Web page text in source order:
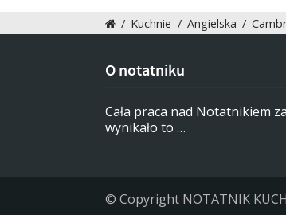
/ Kuchnie / Angielska /
O notatniku
Cała praca nad Notatnikiem
wynikało to …
© Copyright NOTATNIK